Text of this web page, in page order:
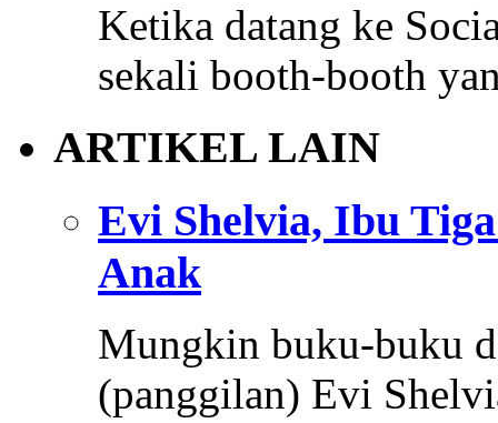
Ketika datang ke
sekali booth-booth
ARTIKEL LAIN
Evi Shelvia, Ibu
Anak
Mungkin buku-buku
(panggilan) Evi